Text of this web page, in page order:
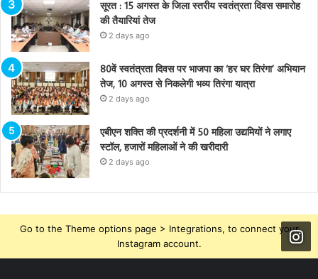
सूरत : 15 अगस्त के जिला स्तरीय स्वतंत्रता दिवस समारोह
की तैयारियां तेज
2 days ago
80वें स्वतंत्रता दिवस पर भाजपा का ‘हर घर तिरंगा’ अभियान
तेज, 10 अगस्त से निकलेगी भव्य तिरंगा यात्रा
2 days ago
एबीएन शक्ति की प्रदर्शनी में 50 महिला उद्यमियों ने लगाए
स्टॉल, हजारों महिलाओं ने की खरीदारी
2 days ago
Go to the Theme options page > Integrations, to connect your
Instagram account.